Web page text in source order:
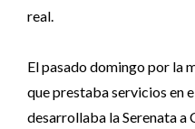
real.
El pasado domingo por la
que prestaba servicios en
desarrollaba la Serenata a